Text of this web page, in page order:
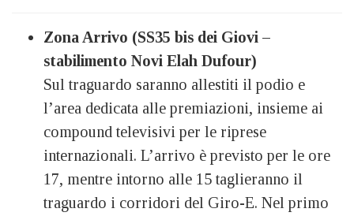
Zona Arrivo (SS35 bis dei Giovi –
stabilimento Novi Elah Dufour)
Sul traguardo saranno allestiti il podio e
l’area dedicata alle premiazioni, insieme ai
compound televisivi per le riprese
internazionali. L’arrivo è previsto per le ore
17, mentre intorno alle 15 taglieranno il
traguardo i corridori del Giro-E. Nel primo